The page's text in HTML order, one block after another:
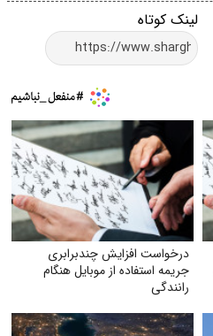
لینک کوتاه
درخواست افزایش چندبرابری
جریمه استفاده از موبایل هنگام
رانندگی